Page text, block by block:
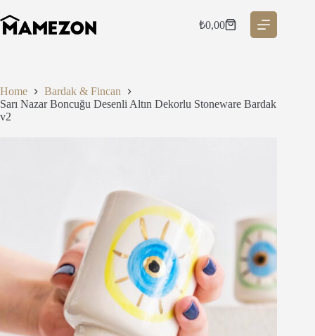
to
content
Shopping
₺0,00
Home
Bardak & Fincan
Sarı Nazar Boncuğu Desenli Altın Dekorlu Stoneware Bardak
v2